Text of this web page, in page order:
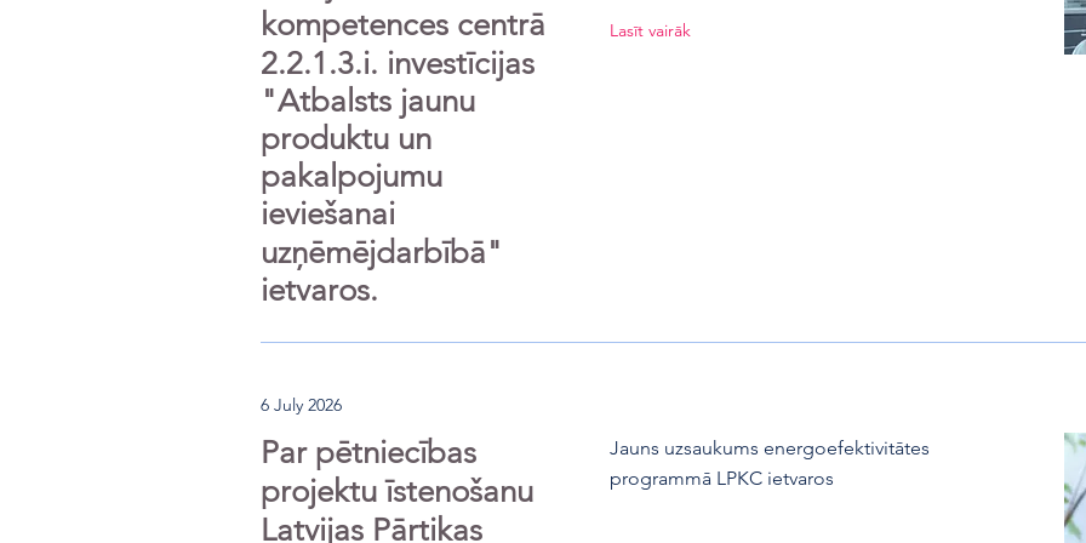
kompetences centrā
2.2.1.3.i. investīcijas
"Atbalsts jaunu
produktu un
pakalpojumu
ieviešanai
uzņēmējdarbībā"
ietvaros.
Lasīt vairāk
6 July 2026
Par pētniecības
projektu īstenošanu
Latvijas Pārtikas
Jauns uzsaukums energoefektivitātes
programmā LPKC ietvaros